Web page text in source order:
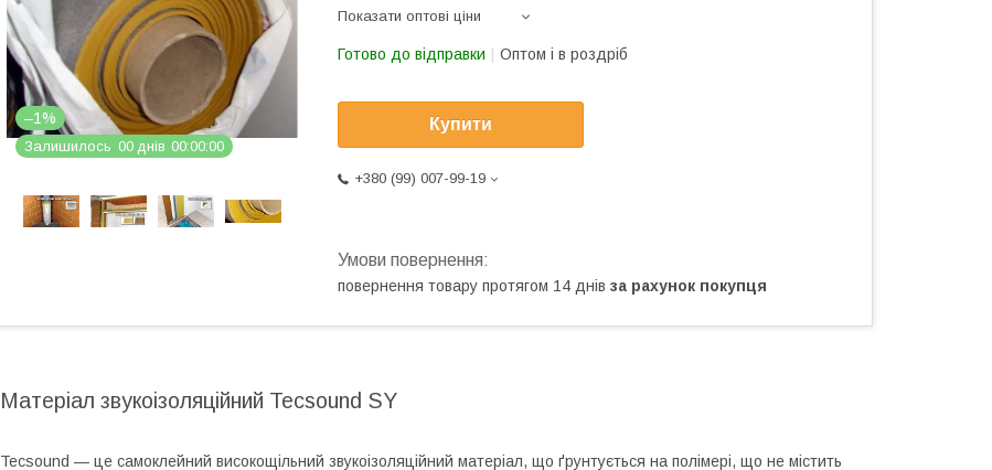
–1%
Залишилось 00 днів 00 00 00
Показати оптові ціни
Готово до відправки Оптом і в роздріб
Купити
+380 (99) 007-99-19
повернення товару протягом 14 днів за рахунок покупця
Матеріал звукоізоляційний Tecsound SY
Tecsound — це самоклейний високощільний звукоізоляційний матеріал, що ґрунтується на полімері, що не містить